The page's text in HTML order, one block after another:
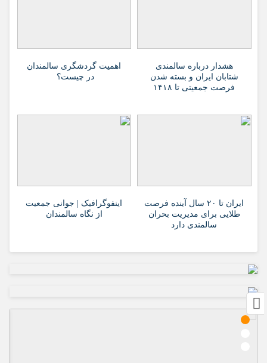
هشدار درباره سالمندی
شتابان ایران و بسته شدن
فرصت جمعیتی تا ۱۴۱۸
اهمیت گردشگری سالمندان
در چیست؟
ایران تا ۲۰ سال آینده فرصت
طلایی برای مدیریت بحران
سالمندی دارد
اینفوگرافیک | جوانی جمعیت
از نگاه سالمندان